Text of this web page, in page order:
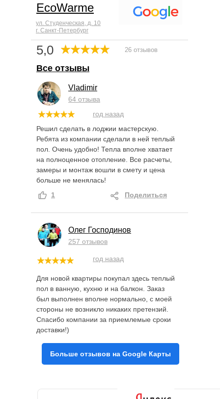
5,0 26 отзывов
ул. Студенческая, д. 10
г. Санкт-Петербург
EcoWarme
год назад
Vladimir
64 отзыва
Все отзывы
Решил сделать в лоджии мастерскую.
Ребята из компании сделали в ней теплый
пол. Очень удобно! Тепла вполне хватает
на полноценное отопление. Все расчеты,
замеры и монтаж вошли в смету и цена
больше не менялась!
1
Поделиться
год назад
Олег Господинов
257 отзывов
Для новой квартиры покупал здесь теплый
пол в ванную, кухню и на балкон. Заказ
был выполнен вполне нормально, с моей
стороны не возникло никаких претензий.
Спасибо компании за приемлемые сроки
доставки!)
Больше отзывов на Google Карты